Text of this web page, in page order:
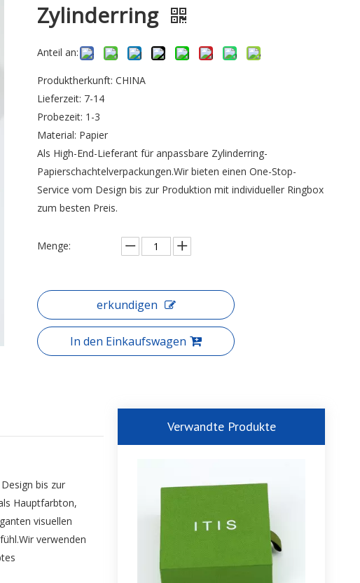
Zylinderring
Anteil an:
Produktherkunft: CHINA
Lieferzeit: 7-14
Probezeit: 1-3
Material: Papier
Als High-End-Lieferant für anpassbare Zylinderring-
Papierschachtelverpackungen.Wir bieten einen One-Stop-
Service vom Design bis zur Produktion mit individueller Ringbox
zum besten Preis.
Menge:
erkundigen
In den Einkaufswagen
bis zur
Hauptfarbton,
visuellen
verwenden
Verwandte Produkte